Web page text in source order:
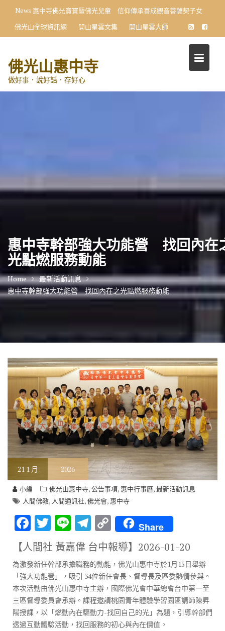
content
News 惠中寺佛光寶寶暨佛光兒童 信仰傳承喜成觀音菩薩契子女
佛光山全球資訊網
開山星雲文集 開山星雲大師
佛光山惠中寺
做好事．說好話．存好心
惠中寺幹部強大功能營 找回內在
光點燃服務動能
Home
最新活動訊息
惠中寺幹部強大功能營 找回內在之光點燃服務動能
21 1 月 2026
小編 佛光山惠中寺,公告事項, 惠中行事曆,最新活動訊息
人間佛教, 人間通訊社,佛光會, 惠中寺
F
ac
e
b
o
o
k
T
w
it
te
r
Li
n
e
T
el
e
gr
a
m
C
o
p
y
Li
n
k
Share
【人間社 黃嘉偉 台中報導】 2026-01-20
為激發新任幹部承擔職務的動能，佛光山惠中寺於1月15日舉辦
「強大功能營」，吸引 34位新任會長、督導長及區委熱情參與。
本次活動由佛光山惠中寺主辦，國際佛光會中華總會台中第一至
三區督導委員會承辦。課程邀請桃園青年體驗學習園區講師陳昇
陽授課，以「燃動內在驅動力-找回自己的光」為題，引導幹部們
透過互動體驗活動，找回服務的初心與內在價值。